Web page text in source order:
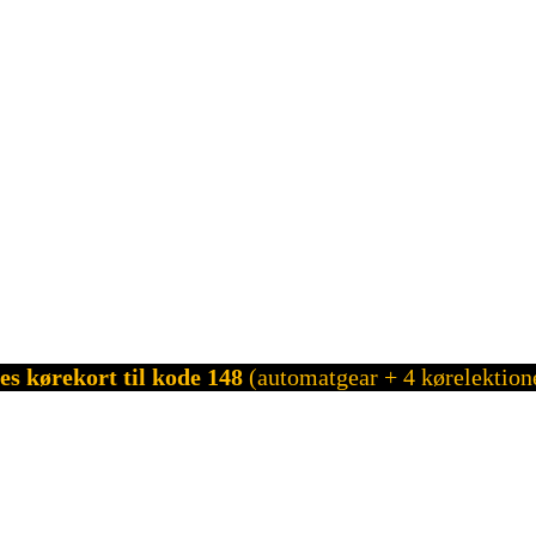
kørekort til kode 148 (automatgear + 4